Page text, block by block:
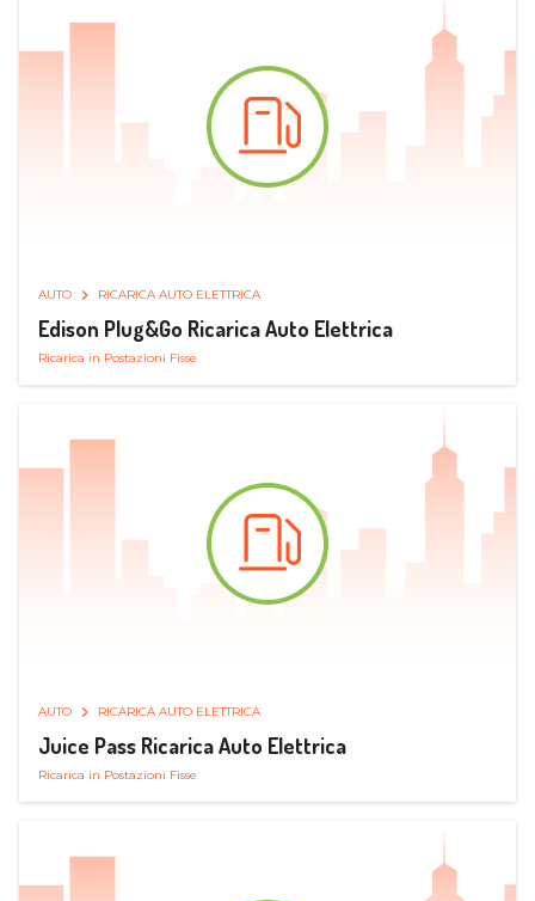
AUTO RICARICA AUTO ELETTRICA
Edison Plug&Go Ricarica Auto Elettrica
Ricarica in Postazioni Fisse
AUTO RICARICA AUTO ELETTRICA
Juice Pass Ricarica Auto Elettrica
Ricarica in Postazioni Fisse